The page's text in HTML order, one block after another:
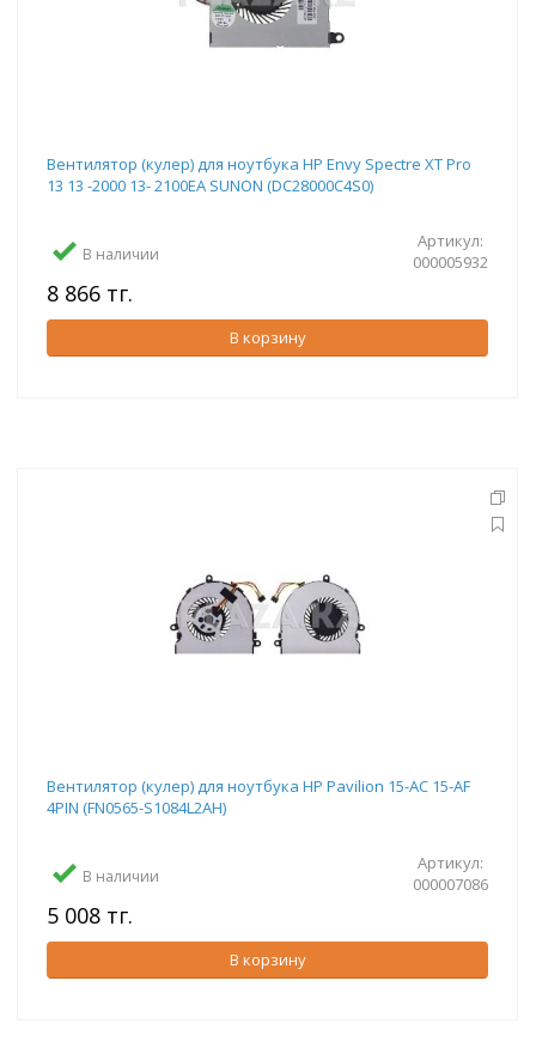
Вентилятор (кулер) для ноутбука HP Envy Spectre XT Pro
13 13 -2000 13- 2100EA SUNON (DC28000C4S0)
В наличии
Артикул:
000005932
8 866 тг.
В корзину
Вентилятор (кулер) для ноутбука HP Pavilion 15-AC 15-AF
4PIN (FN0565-S1084L2AH)
В наличии
Артикул:
000007086
5 008 тг.
В корзину